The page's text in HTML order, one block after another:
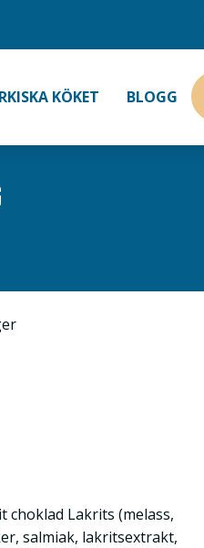
KÖKET BLOGG
choklad Lakrits (melass,
salmiak, lakritsextrakt,